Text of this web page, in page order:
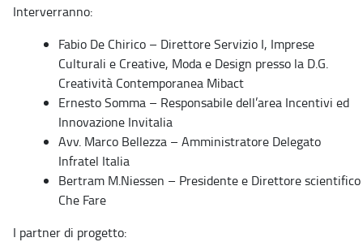
Interverranno:
Fabio De Chirico – Direttore Servizio I, Imprese
Culturali e Creative, Moda e Design presso la D.G.
Creatività Contemporanea Mibact
Ernesto Somma – Responsabile dell’area Incentivi ed
Innovazione Invitalia
Avv. Marco Bellezza – Amministratore Delegato
Infratel Italia
Bertram M.Niessen – Presidente e Direttore scientifico
Che Fare
I partner di progetto: